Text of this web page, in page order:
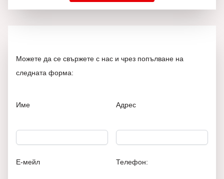
Можете да се свържете с нас и чрез попълване на
следната форма:
Име
Е-мейл
Адрес
Телефон: